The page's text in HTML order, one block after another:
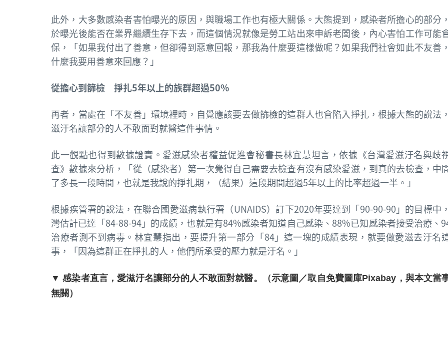
此外，大多數感染者害怕曝光的原因，與職場工作也有極大關係。大熊提到，感染者所擔心的部分
於曝光後能否在業界繼續生存下去，而這個情況就像是勞工站出來申訴老闆後，內心害怕工作可能
保，「如果我付出了善意，但卻得到惡意回報，那我為什麼要這樣做呢？如果我們社會如此不友善
什麼我要用善意來回應？」
從擔心到篩檢 掙扎5年以上的族群超過50%
再者，當處在「不友善」環境裡時，自覺應該要去做篩檢的這群人也會陷入掙扎，根據大熊的說法
滋汙名讓部分的人不敢面對就醫這件事情。
此一觀點也得到數據證實。愛滋感染者權益促進會秘書長林宜慧坦言，依據《台灣愛滋汙名與歧
查》數據來分析，「從（感染者）第一次覺得自己需要去檢查有沒有感染愛滋，到真的去檢查，中
了多長一段時間，也就是我說的掙扎期，（結果）這段期間超過5年以上的比率超過一半。」
根據疾管署的說法，在聯合國愛滋病執行署（UNAIDS）訂下2020年要達到「90-90-90」的目標中
灣估計已達「84-88-94」的成績，也就是有84%感染者知道自己感染、88%已知感染者接受治療、
治療者測不到病毒。林宜慧指出，要提升第一部分「84」這一塊的成績表現，就要做愛滋去汙名
事，「因為這群正在掙扎的人，他們所承受的壓力就是汙名。」
▼ 感染者直言，愛滋汙名讓部分的人不敢面對就醫。（示意圖／取自免費圖庫Pixabay，與本文當
無關）